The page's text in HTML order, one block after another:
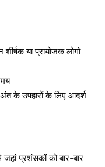
या प्रायोजक लोगो
अंत के उपहारों के लिए आदर्श
प्रशंसकों को बार-बार